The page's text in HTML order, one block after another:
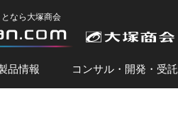
なら大塚商会
品情報 コンサル・開発・受託